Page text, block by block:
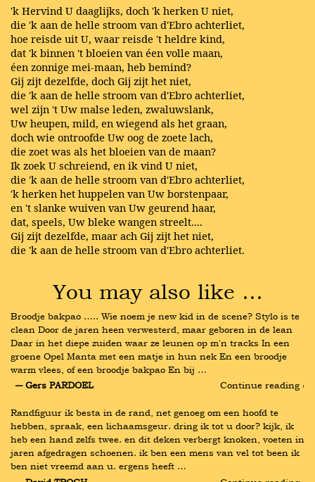
'k Hervind U daaglijks, doch 'k herken U niet,
die 'k aan de helle stroom van d'Ebro achterliet,
hoe reisde uit U, waar reisde 't heldre kind,
dat 'k binnen 't bloeien van éen volle maan,
éen zonnige mei-maan, heb bemind?
Gij zijt dezelfde, doch Gij zijt het niet,
die 'k aan de helle stroom van d'Ebro achterliet,
wel zijn 't Uw malse leden, zwaluwslank,
Uw heupen, mild, en wiegend als het graan,
doch wie ontroofde Uw oog de zoete lach,
die zoet was als het bloeien van de maan?
Ik zoek U schreiend, en ik vind U niet,
die 'k aan de helle stroom van d'Ebro achterliet,
'k herken het huppelen van Uw borstenpaar,
en 't slanke wuiven van Uw geurend haar,
dat, speels, Uw bleke wangen streelt....
Gij zijt dezelfde, maar ach Gij zijt het niet,
die 'k aan de helle stroom van d'Ebro achterliet.
You may also like …
Broodje bakpao ….. Wie noem je new kid in de scene? Stylo is te
clean Door de jaren heen verwesterd, maar geboren in de lean
Daar in het diepe zuiden waar ze leunen op m'n tracks In een
groene Opel Manta met een matje in hun nek En een broodje
warm vlees, of een broodje bakpao En bij …
― Gers PARDOEL
Continue reading ›
Randfiguur ik besta in de rand, net genoeg om een hoofd te
hebben, spraak, een lichaamsgeur. dring ik tot u door? kijk, ik
heb een hand zelfs twee. en dit deken verbergt knoken, voeten in
jaren afgedragen schoenen. ik ben een mens van vel tot been ik
ben niet vreemd aan u. ergens heeft …